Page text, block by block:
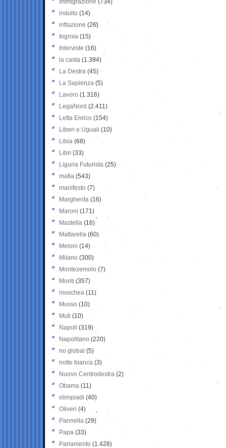
Immigrazione (734)
indulto (14)
inflazione (26)
Ingroia (15)
Interviste (16)
la casta (1.394)
La Destra (45)
La Sapienza (5)
Lavoro (1.316)
LegaNord (2.411)
Letta Enrico (154)
Liberi e Uguali (10)
Libia (68)
Libri (33)
Liguria Futurista (25)
mafia (543)
manifesto (7)
Margherita (16)
Maroni (171)
Mastella (16)
Mattarella (60)
Meloni (14)
Milano (300)
Montezemolo (7)
Monti (357)
moschea (11)
Musso (10)
Muti (10)
Napoli (319)
Napolitano (220)
no global (5)
notte bianca (3)
Nuovo Centrodestra (2)
Obama (11)
olimpiadi (40)
Oliveri (4)
Pannella (29)
Papa (33)
Parlamento (1.428)